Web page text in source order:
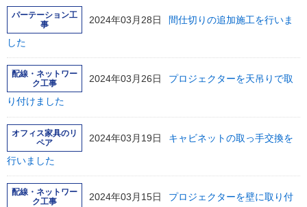
パーテーション工
事
2024年03月28日 間仕切りの追加施工を行いま
した
配線・ネットワー
ク工事
2024年03月26日 プロジェクターを天吊りで取
り付けました
オフィス家具のリ
ペア
2024年03月19日 キャビネットの取っ手交換を
行いました
配線・ネットワー
ク工事
2024年03月15日 プロジェクターを壁に取り付